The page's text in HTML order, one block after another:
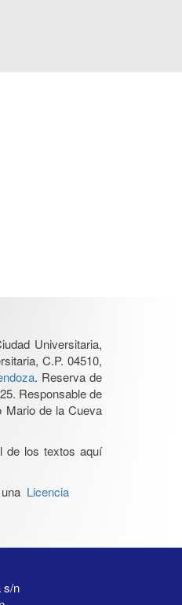
Universitaria,
C.P. 04510,
. Reserva de
Responsable de
Mario de la Cueva
de los textos aquí
Licencia
s/n